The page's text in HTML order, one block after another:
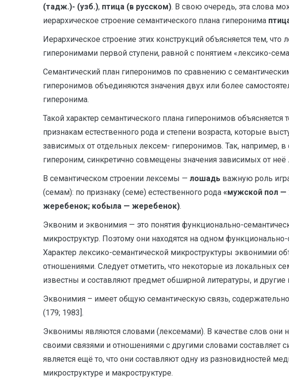
(тадж.)- (узб.), птица (в русском). В свою очередь, эта слова
иерархическое строение семантического плана гиперонима
Иерархическое строение этих конструкций объясняется тем, что
гиперонимами первой ступени, равной с понятием «лексико-
Семантический план гиперонимов по сравнению с
гиперонимов объединяются значения двух или более
гиперонима.
Такой характер семантического плана гиперонимов
признакам естественного рода и степени возраста, которые
зависимых от отдельных лексем- гиперонимов. Так, например, в
гипероним, синкретично совмещены значения зависимых от неё
В семантическом строении лексемы — лошадь важную роль
(семам): по признаку (семе) естественного рода «мужской пол —
жеребенок; кобыла — жеребенок).
Эквоним и эквонимия — это понятия функционально-
микроструктур. Поэтому они находятся на одном
Характер лексико-семантической микроструктуры эквонимии
отношениями. Следует отметить, что некоторые из локальных
известны и составляют предмет обширной литературы, и
Эквонимия – имеет общую семантическую связь,
(179; 1983].
Эквонимы являются словами (лексемами). В качестве слов они
своими связями и отношениями с другими словами составляет
является ещё то, что они составляют одну из разновидностей
микроструктуре и макроструктуре.